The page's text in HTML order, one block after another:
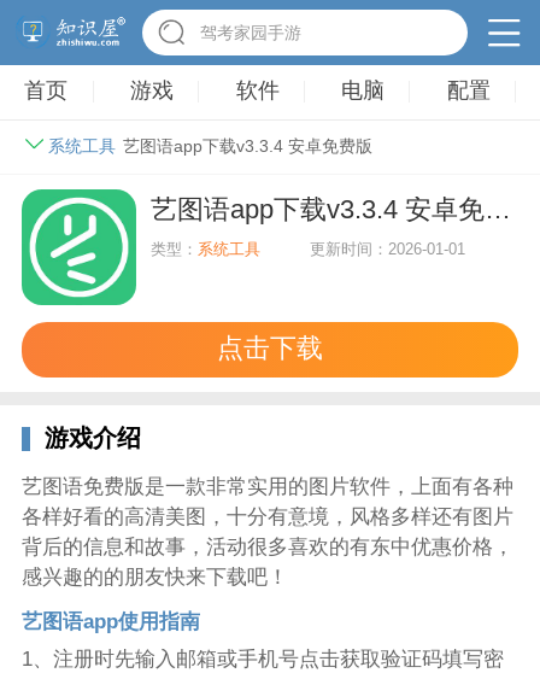
驾考家园手游
首页 游戏 软件 电脑 配置
系统工具 艺图语app下载v3.3.4 安卓免费版
艺图语app下载v3.3.4 安卓免费版
类型： 系统工具 更新时间：2026-01-01
点击下载
游戏介绍
艺图语免费版是一款非常实用的图片软件，上面有各种
各样好看的高清美图，十分有意境，风格多样还有图片
背后的信息和故事，活动很多喜欢的有东中优惠价格，
感兴趣的的朋友快来下载吧！
艺图语app使用指南
1、注册时先输入邮箱或手机号点击获取验证码填写密